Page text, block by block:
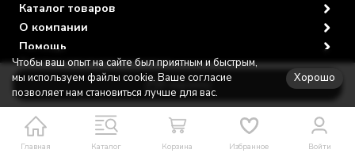
В корзину
Главная Каталог Корзина Избранное Войти
Каталог товаров
О компании
Помощь
Политика персональных данных
© 2012-2026 ООО "Первая торговая компания"
Чтобы ваш опыт на сайте был приятным и быстрым,
мы используем файлы cookie. Ваше согласие
позволяет нам становиться лучше для вас.
Хорошо